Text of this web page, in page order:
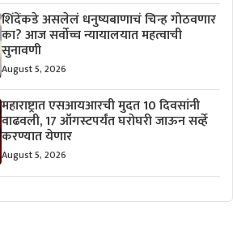
शिंदेंकडे असलेलं धनुष्यबाणाचं चिन्ह गोठवणार
का? आज सर्वोच्च न्यायालयात महत्वाची
सुनावणी
August 5, 2026
महाराष्ट्रात एसआयआरची मुदत 10 दिवसांनी
वाढवली, 17 ऑगस्टपर्यंत घरोघरी जाऊन सर्व्हे
करण्यात येणार
August 5, 2026